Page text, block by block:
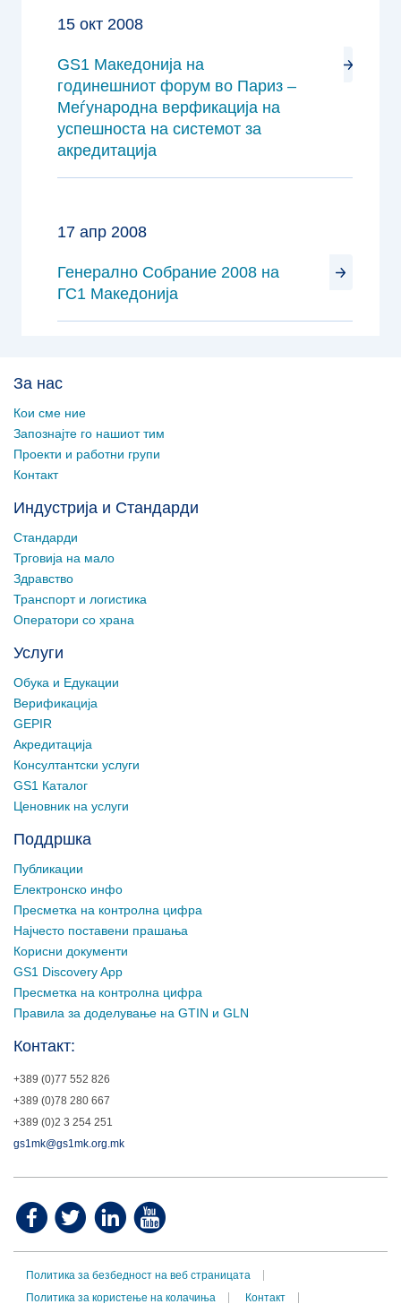
15 окт 2008
GS1 Македонија на
годинешниот форум во Париз –
Меѓународна верфикација на
успешноста на системот за
акредитација
17 апр 2008
Генерално Собрание 2008 на
ГС1 Македонија
За нас
Кои сме ние
Запознајте го нашиот тим
Проекти и работни групи
Контакт
Индустрија и Стандарди
Стандарди
Трговија на мало
Здравство
Транспорт и логистика
Оператори со храна
Услуги
Обука и Едукации
Верификација
GEPIR
Акредитација
Консултантски услуги
GS1 Каталог
Ценовник на услуги
Поддршка
Публикации
Електронско инфо
Пресметка на контролна цифра
Најчесто поставени прашања
Корисни документи
GS1 Discovery App
Пресметка на контролна цифра
Правила за доделување на GTIN и GLN
Контакт:
+389 (0)77 552 826
+389 (0)78 280 667
+389 (0)2 3 254 251
gs1mk@gs1mk.org.mk
Политика за безбедност на веб страницата
Политика за користење на колачиња
Контакт